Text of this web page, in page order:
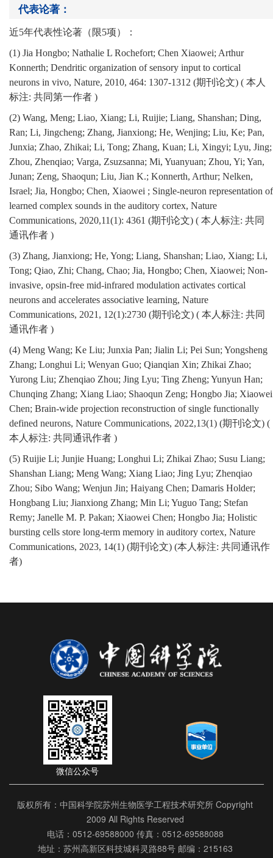
代表论著：
近5年代表性论著（限5项）：
(1) Jia Hongbo; Nathalie L Rochefort; Chen Xiaowei; Arthur
Konnerth; Dendritic organization of sensory input to cortical
neurons in vivo, Nature, 2010, 464: 1307-1312 (期刊论文) ( 本人
标注: 共同第一作者 )
(2) Wang, Meng; Liao, Xiang; Li, Ruijie; Liang, Shanshan; Ding,
Ran; Li, Jingcheng; Zhang, Jianxiong; He, Wenjing; Liu, Ke; Pan,
Junxia; Zhao, Zhikai; Li, Tong; Zhang, Kuan; Li, Xingyi; Lyu, Jing;
Zhou, Zhenqiao; Varga, Zsuzsanna; Mi, Yuanyuan; Zhou, Yi; Yan,
Junan; Zeng, Shaoqun; Liu, Jian K.; Konnerth, Arthur; Nelken,
Israel; Jia, Hongbo; Chen, Xiaowei ; Single-neuron representation of
learned complex sounds in the auditory cortex, Nature
Communications, 2020,11(1): 4361 (期刊论文) ( 本人标注: 共同
通讯作者 )
(3) Zhang, Jianxiong; He, Yong; Liang, Shanshan; Liao, Xiang; Li,
Tong; Qiao, Zhi; Chang, Chao; Jia, Hongbo; Chen, Xiaowei; Non-
invasive, opsin-free mid-infrared modulation activates cortical
neurons and accelerates associative learning, Nature
Communications, 2021, 12(1):2730 (期刊论文) ( 本人标注: 共同
通讯作者 )
(4) Meng Wang; Ke Liu; Junxia Pan; Jialin Li; Pei Sun; Yongsheng
Zhang; Longhui Li; Wenyan Guo; Qianqian Xin; Zhikai Zhao;
Yurong Liu; Zhenqiao Zhou; Jing Lyu; Ting Zheng; Yunyun Han;
Chunqing Zhang; Xiang Liao; Shaoqun Zeng; Hongbo Jia; Xiaowei
Chen; Brain-wide projection reconstruction of single functionally
defined neurons, Nature Communications, 2022,13(1) (期刊论文) (
本人标注: 共同通讯作者 )
(5) Ruijie Li; Junjie Huang; Longhui Li; Zhikai Zhao; Susu Liang;
Shanshan Liang; Meng Wang; Xiang Liao; Jing Lyu; Zhenqiao
Zhou; Sibo Wang; Wenjun Jin; Haiyang Chen; Damaris Holder;
Hongbang Liu; Jianxiong Zhang; Min Li; Yuguo Tang; Stefan
Remy; Janelle M. P. Pakan; Xiaowei Chen; Hongbo Jia; Holistic
bursting cells store long-term memory in auditory cortex, Nature
Communications, 2023, 14(1) (期刊论文) (本人标注: 共同通讯作
者)
微信公众号
版权所有：中国科学院苏州生物医学工程技术研究所 Copyright
2009 All Rights Reserved
电话：0512-69588000 传真：0512-69588088
地址：苏州高新区科技城科灵路88号 邮编：215163